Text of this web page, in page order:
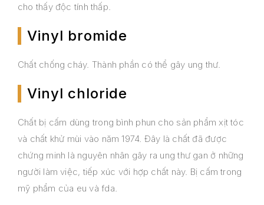
cho thấy độc tính thấp.
Vinyl bromide
Chất chống cháy. Thành phần có thể gây ung thư.
Vinyl chloride
Chất bị cấm dùng trong bình phun cho sản phẩm xịt tóc
và chất khử mùi vào năm 1974. Đây là chất đã được
chứng minh là nguyên nhân gây ra ung thư gan ở những
người làm việc, tiếp xúc với hợp chất này. Bị cấm trong
mỹ phẩm của eu và fda.